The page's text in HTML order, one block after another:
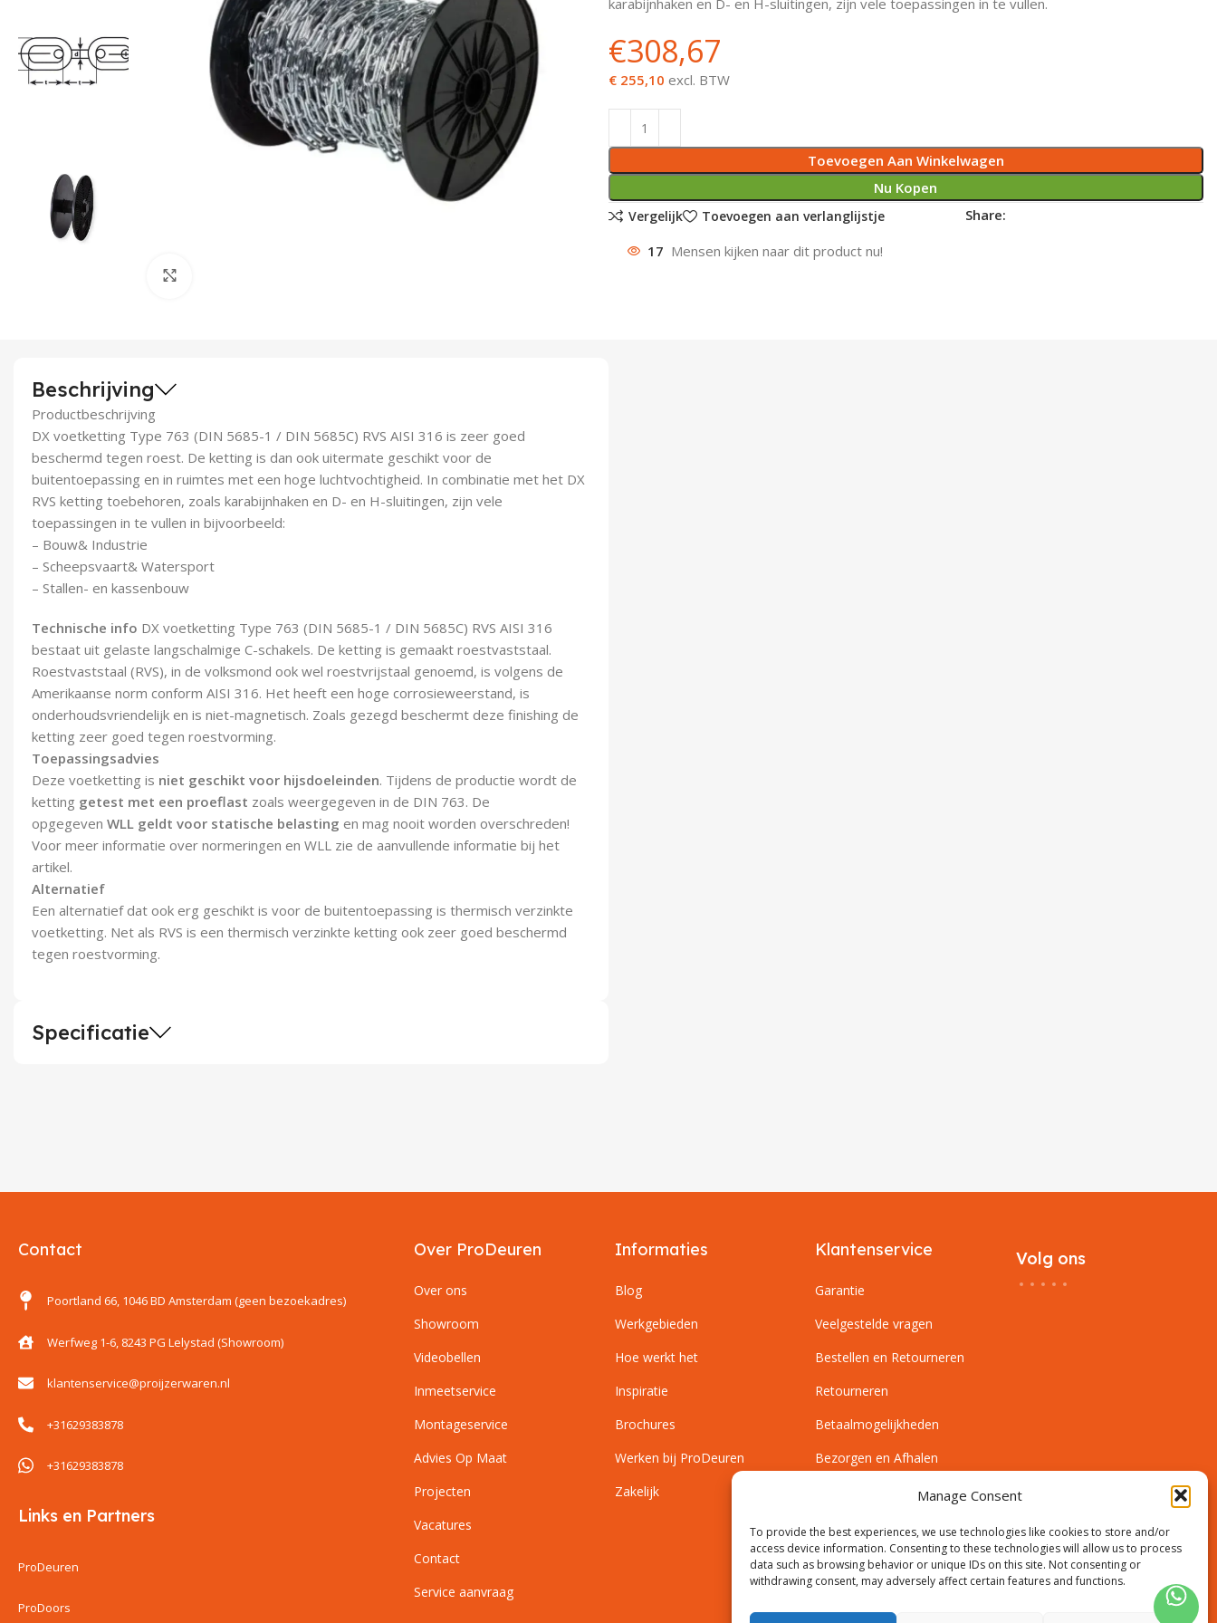
Manage Consent
To provide the best experiences, we use technologies like cookies to store and/or
access device information. Consenting to these technologies will allow us to process
data such as browsing behavior or unique IDs on this site. Not consenting or
withdrawing consent, may adversely affect certain features and functions.
karabijnhaken en D- en H-sluitingen, zijn vele toepassingen in te vullen.
€308,67
€ 255,10 excl. BTW
Toevoegen Aan Winkelwagen
Nu Kopen
Vergelijk Toevoegen aan verlanglijstje Share:
17 Mensen kijken naar dit product nu!
Beschrijving
Productbeschrijving
DX voetketting Type 763 (DIN 5685-1 / DIN 5685C) RVS AISI 316 is zeer goed
beschermd tegen roest. De ketting is dan ook uitermate geschikt voor de
buitentoepassing en in ruimtes met een hoge luchtvochtigheid. In combinatie met het DX
RVS ketting toebehoren, zoals karabijnhaken en D- en H-sluitingen, zijn vele
toepassingen in te vullen in bijvoorbeeld:
– Bouw& Industrie
– Scheepsvaart& Watersport
– Stallen- en kassenbouw
Technische info DX voetketting Type 763 (DIN 5685-1 / DIN 5685C) RVS AISI 316
bestaat uit gelaste langschalmige C-schakels. De ketting is gemaakt roestvaststaal.
Roestvaststaal (RVS), in de volksmond ook wel roestvrijstaal genoemd, is volgens de
Amerikaanse norm conform AISI 316. Het heeft een hoge corrosieweerstand, is
onderhoudsvriendelijk en is niet-magnetisch. Zoals gezegd beschermt deze finishing de
ketting zeer goed tegen roestvorming.
Toepassingsadvies
Deze voetketting is niet geschikt voor hijsdoeleinden. Tijdens de productie wordt de
ketting getest met een proeflast zoals weergegeven in de DIN 763. De
opgegeven WLL geldt voor statische belasting en mag nooit worden overschreden!
Voor meer informatie over normeringen en WLL zie de aanvullende informatie bij het
artikel.
Alternatief
Een alternatief dat ook erg geschikt is voor de buitentoepassing is thermisch verzinkte
voetketting. Net als RVS is een thermisch verzinkte ketting ook zeer goed beschermd
tegen roestvorming.
Specificatie
Contact
Poortland 66, 1046 BD Amsterdam (geen bezoekadres)
Werfweg 1-6, 8243 PG Lelystad (Showroom)
klantenservice@proijzerwaren.nl
+31629383878
+31629383878
Links en Partners
ProDeuren
ProDoors
Over ProDeuren
Over ons
Showroom
Videobellen
Inmeetservice
Montageservice
Advies Op Maat
Projecten
Vacatures
Contact
Service aanvraag
Informaties
Blog
Werkgebieden
Hoe werkt het
Inspiratie
Brochures
Werken bij ProDeuren
Zakelijk
Klantenservice
Garantie
Veelgestelde vragen
Bestellen en Retourneren
Retourneren
Betaalmogelijkheden
Bezorgen en Afhalen
Leveringsvoorwaarden
Montagevoorwaarden
Inmeetservice Voorwaarden
Volg ons